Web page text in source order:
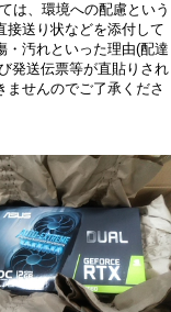
は、環境への配慮という
接送り状などを添付して
・汚れといった理由(配達
発送伝票等が直貼りされ
ませんのでご了承くださ